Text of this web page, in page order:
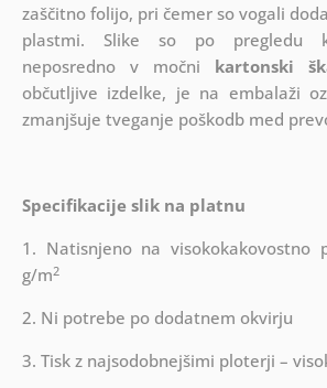
zaščitno folijo, pri čemer so vogali
plastmi. Slike so po pregledu
neposredno v močni kartonski
občutljive izdelke, je na embalaži
zmanjšuje tveganje poškodb med
Specifikacije slik na platnu
1. Natisnjeno na visokokakovostno
g/m2
2. Ni potrebe po dodatnem okvirju
3. Tisk z najsodobnejšimi ploterji –